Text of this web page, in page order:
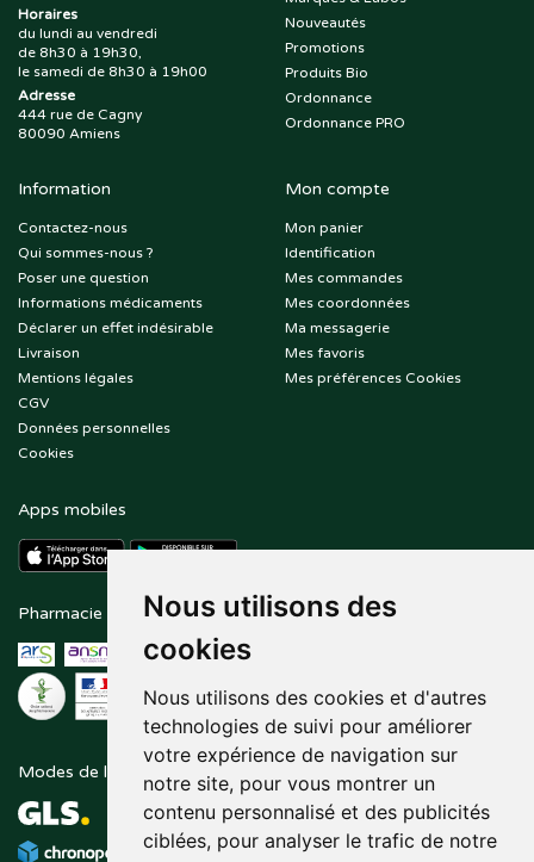
Nous utilisons des
cookies
Nous utilisons des cookies et d'autres
technologies de suivi pour améliorer
votre expérience de navigation sur
notre site, pour vous montrer un
contenu personnalisé et des publicités
ciblées, pour analyser le trafic de notre
Horaires
du lundi au vendredi
de 8h30 à 19h30,
le samedi de 8h30 à 19h00
Adresse
444 rue de Cagny
80090 Amiens
Nouveautés
Promotions
Produits Bio
Ordonnance
Ordonnance PRO
Information
Contactez-nous
Qui sommes-nous ?
Poser une question
Informations médicaments
Déclarer un effet indésirable
Livraison
Mentions légales
CGV
Données personnelles
Cookies
Mon compte
Mon panier
Identification
Mes commandes
Mes coordonnées
Ma messagerie
Mes favoris
Mes préférences Cookies
Apps mobiles
Pharmacie en ligne agréée Paiement sécurisé
Modes de livraison Suivez-nous sur